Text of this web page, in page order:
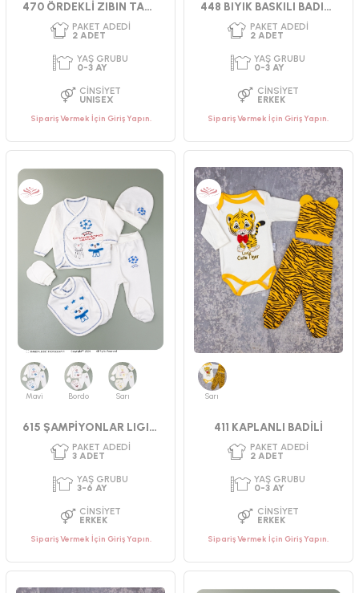
470 ÖRDEKLİ ZIBIN TAKIM
PAKET ADEDI
2 ADET
0-3 AY
CINSIYET
UNISEX
Sipariş Vermek İçin Giriş Yapın.
448 BIYIK BASKILI BADILI TAKIM
PAKET ADEDI
2ADET
YAŞ GRUBU
0-3 AY
Sipariş Vermek İçin Giriş Yapın.
Mavi Bordo Sarı
615 ŞAMPİYONLAR LIGI NKŞLI SET
Sipariş Vermek İçin Giriş Yapın.
Sarı
411 KAPLANLI BADİLİ
Sipariş Vermek İçin Giriş Yapın.